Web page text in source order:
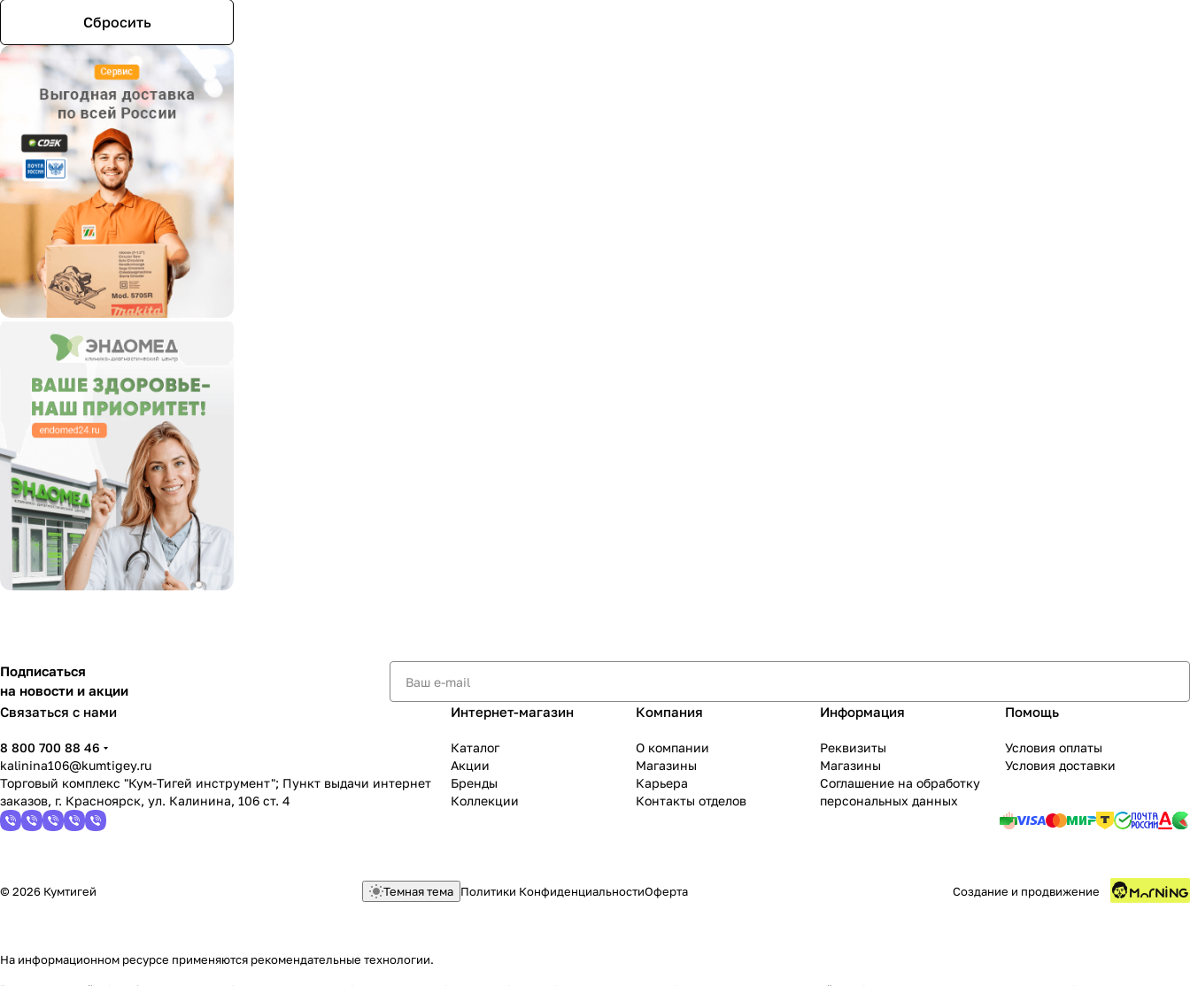
Интерскол
Калибр
Пульсар
Ресанта
Сбросить
Подписаться
на новости и акции
Связаться с нами
8 800 700 88 46
kalinina106@kumtigey.ru
Торговый комплекс "Кум-Тигей инструмент"; Пункт выдачи интернет
заказов, г. Красноярск, ул. Калинина, 106 ст. 4
Интернет-магазин
Каталог
Акции
Бренды
Коллекции
Компания
О компании
Магазины
Карьера
Контакты отделов
Информация
Реквизиты
Магазины
Соглашение на обработку
персональных данных
Помощь
Условия оплаты
Условия доставки
© 2026 Кумтигей Темная тема Политики КонфиденциальностиОферта Создание и продвижение
На информационном ресурсе применяются рекомендательные технологии.